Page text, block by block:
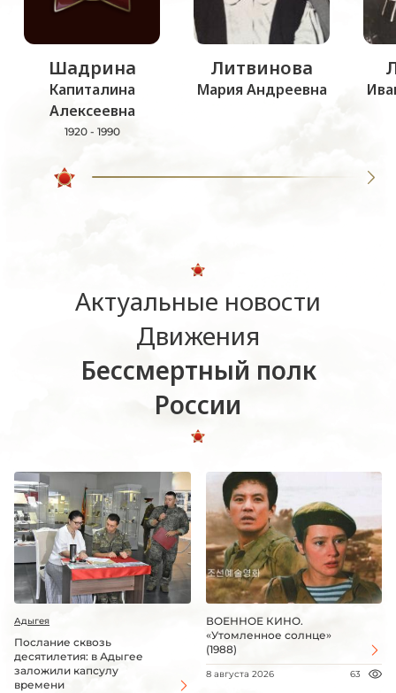
Шадрина
Капиталина
Алексеевна
1920 - 1990
Литвинова
Мария Андреевна
Актуальные новости
Движения
Бессмертный полк
России
Адыгея
Послание сквозь
десятилетия: в Адыгее
заложили капсулу
времени
ВОЕННОЕ КИНО.
«Утомленное солнце»
(1988)
8 августа 2026 63